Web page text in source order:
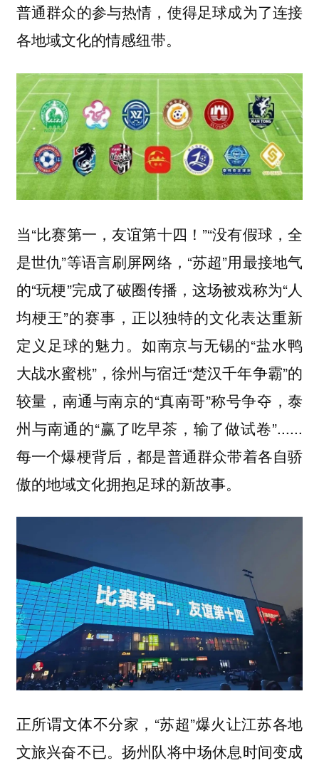
普通群众的参与热情，使得足球成为了连接
各地域文化的情感纽带。
当“比赛第一，友谊第十四！”“没有假球，全
是世仇”等语言刷屏网络，“苏超”用最接地气
的“玩梗”完成了破圈传播，这场被戏称为“人
均梗王”的赛事，正以独特的文化表达重新
定义足球的魅力。如南京与无锡的“盐水鸭
大战水蜜桃”，徐州与宿迁“楚汉千年争霸”的
较量，南通与南京的“真南哥”称号争夺，泰
州与南通的“赢了吃早茶，输了做试卷”......
每一个爆梗背后，都是普通群众带着各自骄
傲的地域文化拥抱足球的新故事。
正所谓文体不分家，“苏超”爆火让江苏各地
文旅兴奋不已。扬州队将中场休息时间变成